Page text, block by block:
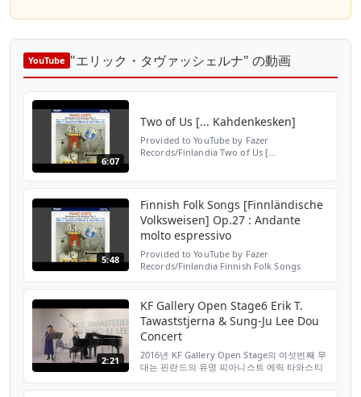
YouTube "エリック・タヴァッシェルナ" の動画
6:07
Two of Us [... Kahdenkesken]
Provided to YouTube by Fazer
Records/Finlandia Two of Us [...
5:48
Finnish Folk Songs [Finnländische
Volksweisen] Op.27 : Andante
molto espressivo
Provided to YouTube by Fazer
Records/Finlandia Finnish Folk Songs
Tawaststjerna and Hui-Ying Liu Piano Due...
2:21
KF Gallery Open Stage6 Erik T.
Tawaststjerna & Sung-Ju Lee Dou
Concert
2016년 KF Gallery Open Stage의 여섯번째 무
대는 핀란드의 유명 피아니스트 에릭 타와스티